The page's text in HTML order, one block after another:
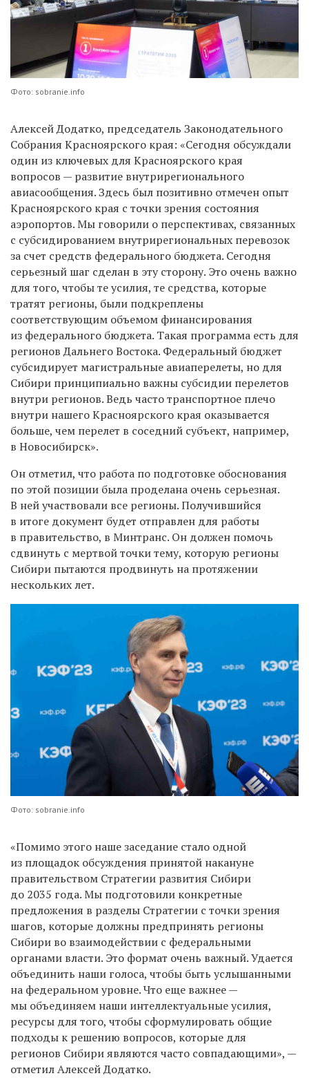
Фото: sobranie.info
Алексей Додатко, председатель Законодательного
Собрания Красноярского края: «Сегодня обсуждали
один из ключевых для Красноярского края
вопросов — развитие внутрирегионального
авиасообщения. Здесь был позитивно отмечен опыт
Красноярского края с точки зрения состояния
аэропортов. Мы говорили о перспективах, связанных
с субсидированием внутрирегиональных перевозок
за счет средств федерального бюджета. Сегодня
серьезный шаг сделан в эту сторону. Это очень важно
для того, чтобы те усилия, те средства, которые
тратят регионы, были подкреплены
соответствующим объемом финансирования
из федерального бюджета. Такая программа есть для
регионов Дальнего Востока. Федеральный бюджет
субсидирует магистральные авиаперелеты, но для
Сибири принципиально важны субсидии перелетов
внутри регионов. Ведь часто транспортное плечо
внутри нашего Красноярского края оказывается
больше, чем перелет в соседний субъект, например,
в Новосибирск».
Он отметил, что работа по подготовке обоснования
по этой позиции была проделана очень серьезная.
В ней участвовали все регионы. Получившийся
в итоге документ будет отправлен для работы
в правительство, в Минтранс. Он должен помочь
сдвинуть с мертвой точки тему, которую регионы
Сибири пытаются продвинуть на протяжении
нескольких лет.
Фото: sobranie.info
«Помимо этого наше заседание стало одной
из площадок обсуждения принятой накануне
правительством Стратегии развития Сибири
до 2035 года. Мы подготовили конкретные
предложения в разделы Стратегии с точки зрения
шагов, которые должны предпринять регионы
Сибири во взаимодействии с федеральными
органами власти. Это формат очень важный. Удается
объединить наши голоса, чтобы быть услышанными
на федеральном уровне. Что еще важнее —
мы объединяем наши интеллектуальные усилия,
ресурсы для того, чтобы сформулировать общие
подходы к решению вопросов, которые для
регионов Сибири являются часто совпадающими», —
отметил Алексей Додатко.